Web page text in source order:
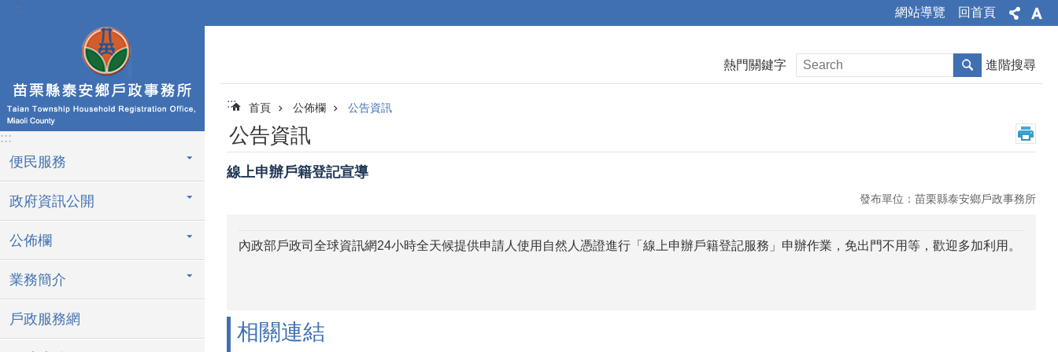
跳到主要內容區塊
::: 網站導覽 回首頁
:::
便民服務
政府資訊公開
公佈欄
業務簡介
戶政服務網
熱門關鍵字 進階搜尋
::: 首頁 公佈欄 公告資訊
公告資訊
線上申辦戶籍登記宣導
發布單位：苗栗縣泰安鄉戶政事務所
內政部戶政司全球資訊網24小時全天候提供申請人使用自然人憑證進行「線上申辦戶籍登記服務」申辦作業，免出門不用等，歡迎多加利用。
相關連結